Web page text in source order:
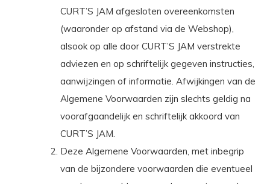
CURT’S JAM afgesloten overeenkomsten
(waaronder op afstand via de Webshop),
alsook op alle door CURT’S JAM verstrekte
adviezen en op schriftelijk gegeven instructies,
aanwijzingen of informatie. Afwijkingen van de
Algemene Voorwaarden zijn slechts geldig na
voorafgaandelijk en schriftelijk akkoord van
CURT’S JAM.
Deze Algemene Voorwaarden, met inbegrip
van de bijzondere voorwaarden die eventueel